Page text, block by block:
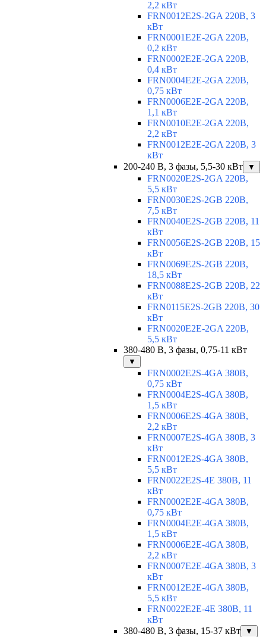
2,2 кВт
FRN0012E2S-2GA 220В, 3
кВт
FRN0001E2E-2GA 220В,
0,2 кВт
FRN0002E2E-2GA 220В,
0,4 кВт
FRN0004E2E-2GA 220В,
0,75 кВт
FRN0006E2E-2GA 220В,
1,1 кВт
FRN0010E2E-2GA 220В,
2,2 кВт
FRN0012E2E-2GA 220В, 3
кВт
200-240 В, 3 фазы, 5,5-30 кВт
▼
FRN0020E2S-2GA 220В,
5,5 кВт
FRN0030E2S-2GB 220В,
7,5 кВт
FRN0040E2S-2GB 220В, 11
кВт
FRN0056E2S-2GB 220В, 15
кВт
FRN0069E2S-2GB 220В,
18,5 кВт
FRN0088E2S-2GB 220В, 22
кВт
FRN0115E2S-2GB 220В, 30
кВт
FRN0020E2E-2GA 220В,
5,5 кВт
380-480 В, 3 фазы, 0,75-11 кВт
▼
FRN0002E2S-4GA 380В,
0,75 кВт
FRN0004E2S-4GA 380В,
1,5 кВт
FRN0006E2S-4GA 380В,
2,2 кВт
FRN0007E2S-4GA 380В, 3
кВт
FRN0012E2S-4GA 380В,
5,5 кВт
FRN0022E2S-4E 380В, 11
кВт
FRN0002E2E-4GA 380В,
0,75 кВт
FRN0004E2E-4GA 380В,
1,5 кВт
FRN0006E2E-4GA 380В,
2,2 кВт
FRN0007E2E-4GA 380В, 3
кВт
FRN0012E2E-4GA 380В,
5,5 кВт
FRN0022E2E-4E 380В, 11
кВт
380-480 В, 3 фазы, 15-37 кВт
▼